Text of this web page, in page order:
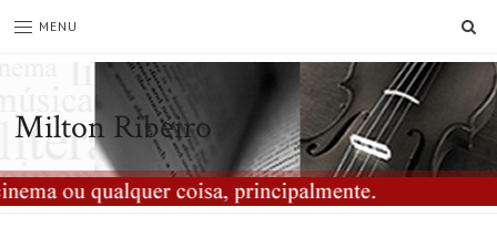
MENU
Milton Ribeiro